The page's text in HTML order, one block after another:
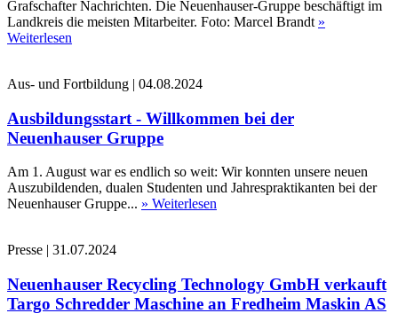
Grafschafter Nachrichten. Die Neuenhauser-Gruppe beschäftigt im
Landkreis die meisten Mitarbeiter. Foto: Marcel Brandt »
Weiterlesen
Aus- und Fortbildung | 04.08.2024
Ausbildungsstart - Willkommen bei der
Neuenhauser Gruppe
Am 1. August war es endlich so weit: Wir konnten unsere neuen
Auszubildenden, dualen Studenten und Jahrespraktikanten bei der
Neuenhauser Gruppe... » Weiterlesen
Presse | 31.07.2024
Neuenhauser Recycling Technology GmbH verkauft
Targo Schredder Maschine an Fredheim Maskin AS